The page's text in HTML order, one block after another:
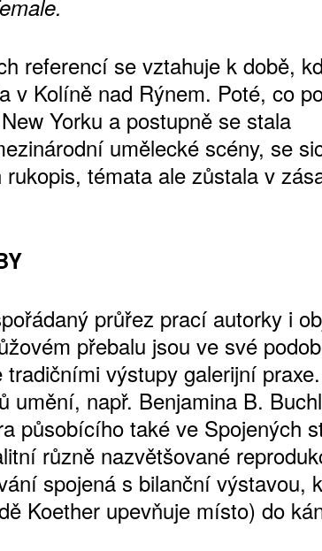
referencí se vztahuje k době,
v Kolíně nad Rýnem. Poté, co
Yorku a postupně se stala
umělecké scény, se
témata ale zůstala v
průřez prací autorky i
přebalu jsou ve své
výstupy galerijní
umění, např. Benjamina B.
působícího také ve Spojených
různě nazvětšované
spojená s bilanční výstavou,
Koether upevňuje místo) do
ČÍSEL